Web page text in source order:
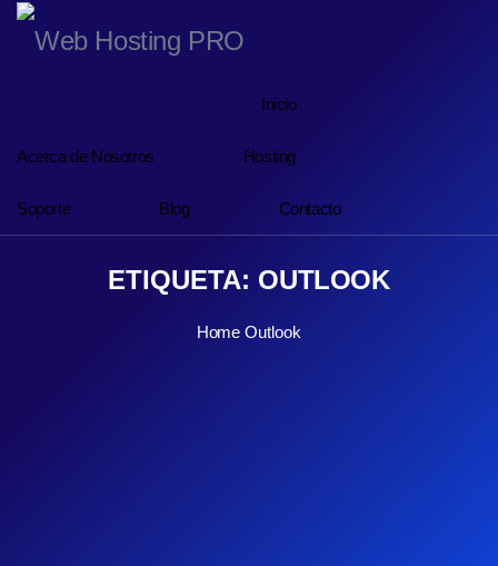
Inicio
Acerca de Nosotros Hosting
Soporte Blog Contacto
ETIQUETA: OUTLOOK
HomeOutlook